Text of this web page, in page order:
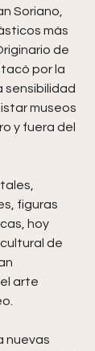
Soriano,
más
de
por la
sensibilidad
museos
y fuera del
figuras
hoy
de
arte
nuevas